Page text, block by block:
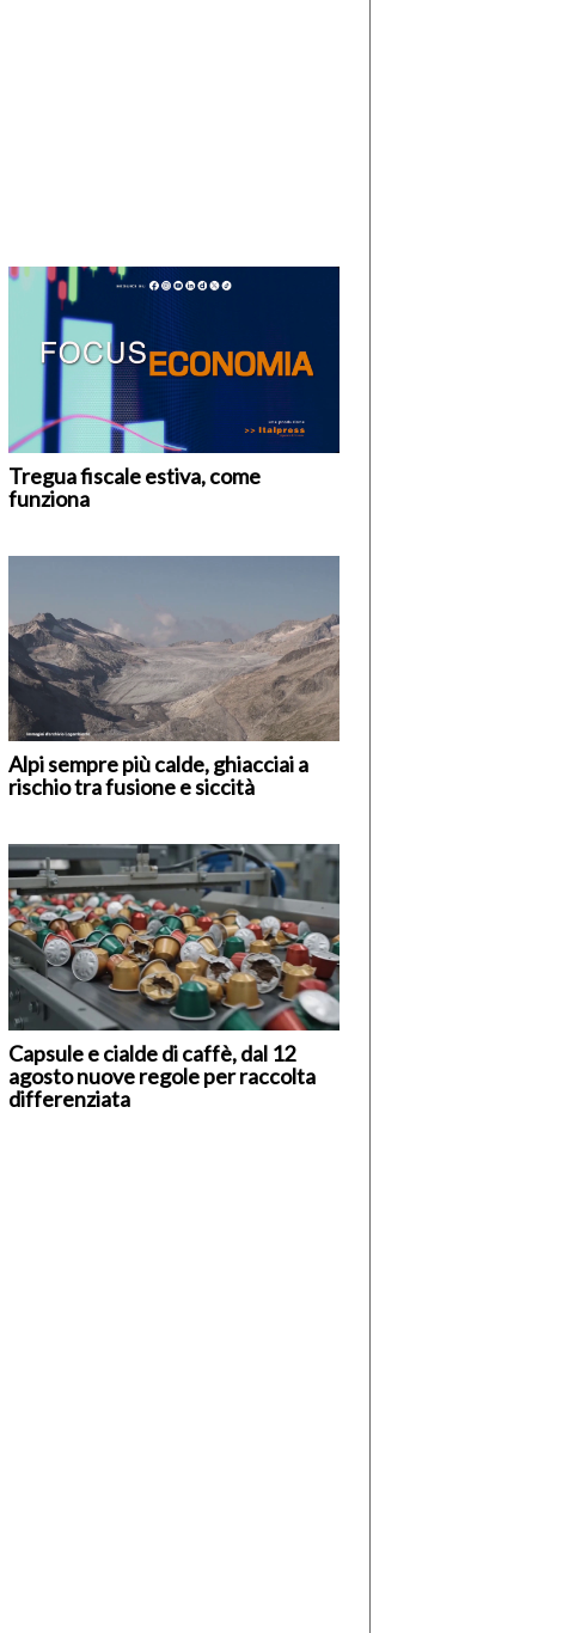
Tregua fiscale estiva, come
funziona
Alpi sempre più calde, ghiacciai a
rischio tra fusione e siccità
Capsule e cialde di caffè, dal 12
agosto nuove regole per raccolta
differenziata